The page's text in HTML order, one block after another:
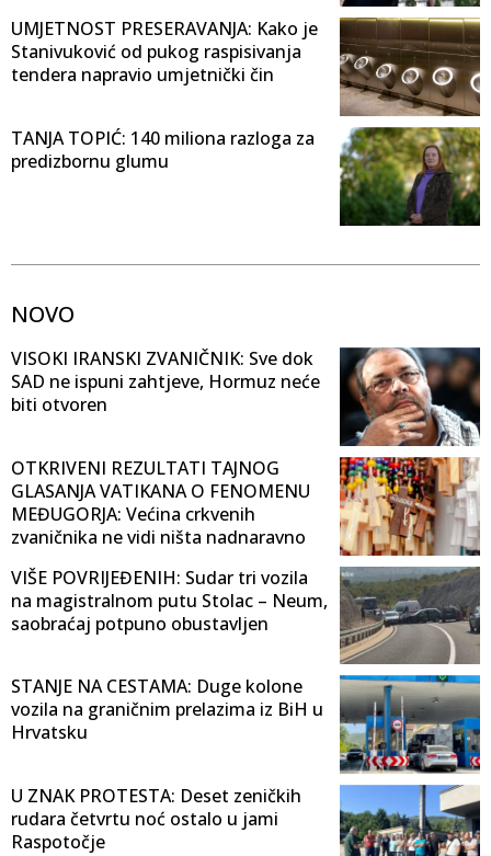
UMJETNOST PRESERAVANJA: Kako je
Stanivuković od pukog raspisivanja
tendera napravio umjetnički čin
TANJA TOPIĆ: 140 miliona razloga za
predizbornu glumu
NOVO
VISOKI IRANSKI ZVANIČNIK: Sve dok
SAD ne ispuni zahtjeve, Hormuz neće
biti otvoren
OTKRIVENI REZULTATI TAJNOG
GLASANJA VATIKANA O FENOMENU
MEĐUGORJA: Većina crkvenih
zvaničnika ne vidi ništa nadnaravno
VIŠE POVRIJEĐENIH: Sudar tri vozila
na magistralnom putu Stolac – Neum,
saobraćaj potpuno obustavljen
STANJE NA CESTAMA: Duge kolone
vozila na graničnim prelazima iz BiH u
Hrvatsku
U ZNAK PROTESTA: Deset zeničkih
rudara četvrtu noć ostalo u jami
Raspotočje